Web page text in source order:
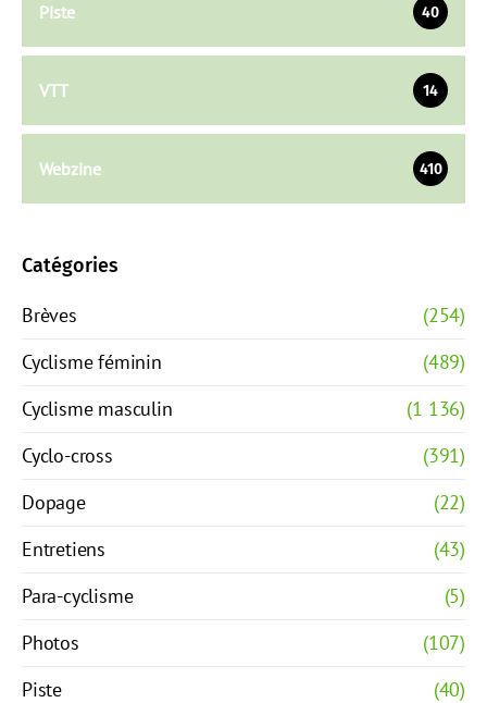
Piste 40
VTT 14
Webzine 410
Catégories
Brèves
(254)
Cyclisme féminin
(489)
Cyclisme masculin
(1 136)
Cyclo-cross
(391)
Dopage
(22)
Entretiens
(43)
Para-cyclisme
(5)
Photos
(107)
Piste
(40)